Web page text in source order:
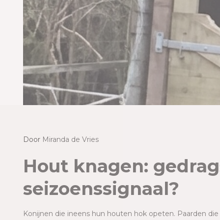
Door Miranda de Vries
Hout knagen:
seizoenssignaal?
Konijnen die ineens hun houten hok opeten. Paarden
-
Lees